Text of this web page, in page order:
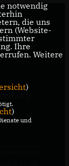
Stadt
rund
Stadt
Media
notwendig
die uns
(Website-
Ihre
Weitere
)
)
und